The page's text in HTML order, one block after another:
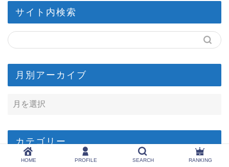
サイト内検索
月別アーカイブ
カテゴリー
HOME PROFILE SEARCH RANKING